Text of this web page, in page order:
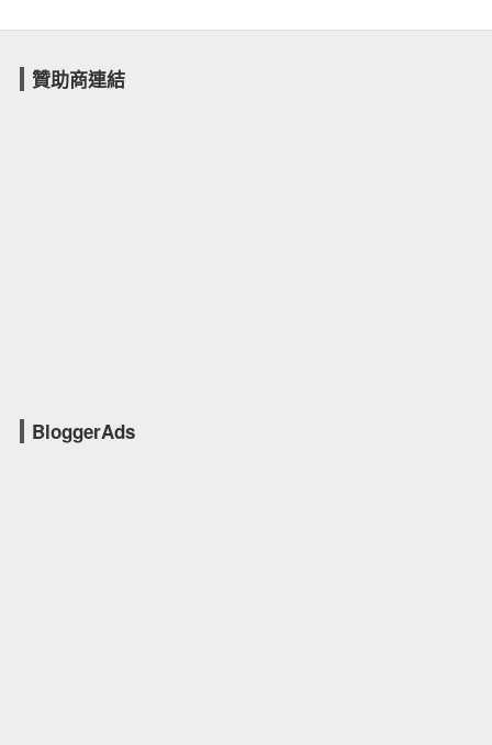
贊助商連結
BloggerAds